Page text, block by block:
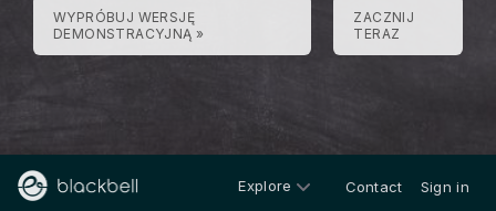
WYPRÓBUJ WERSJĘ
DEMONSTRACYJNĄ »
ZACZNIJ
TERAZ
Explore Contact Sign in